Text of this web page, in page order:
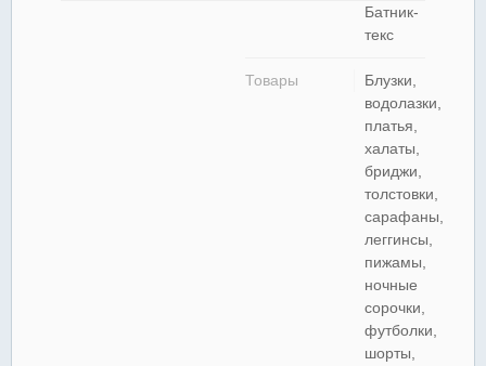
Батник-
текс
Товары
Блузки,
водолазки,
платья,
халаты,
бриджи,
толстовки,
сарафаны,
леггинсы,
пижамы,
ночные
сорочки,
футболки,
шорты,